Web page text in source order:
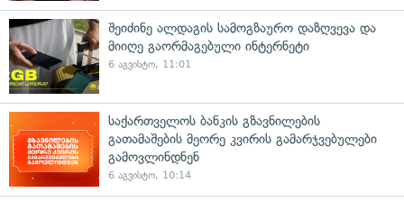
შეიძინე ალდაგის სამოგზაურო დაზღვევა და
მიიღე გაორმაგებული ინტერნეტი
6 აგვისტო, 11:01
საქართველოს ბანკის გზავნილების
გათამაშების მეორე კვირის გამარჯვებულები
გამოვლინდნენ
6 აგვისტო, 10:14